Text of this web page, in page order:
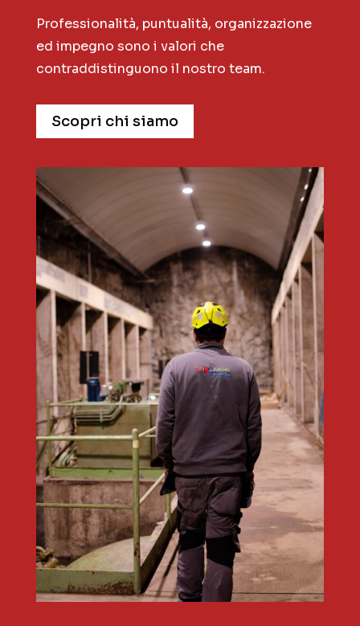
Professionalità, puntualità, organizzazione
ed impegno sono i valori che
contraddistinguono il nostro team.
Scopri chi siamo